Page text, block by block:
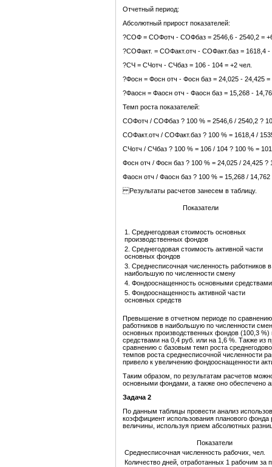
Отчетный период:
Абсолютный прирост показателей:
?СОФ = СОФотч - СОФбаз = 2546,6 - 2540,2 =
?СОФакт. = СОФакт.отч - СОФакт.баз = 1618,4 -
?СЧ = СЧотч - СЧбаз = 106 - 104 = +2 чел.
?Фосн = Фосн отч - Фосн баз = 24,025 - 24,425 =
?Фаосн = Фаосн отч - Фаосн баз = 15,268 -
Темп роста показателей:
СОФотч / СОФбаз ? 100 % = 2546,6 / 2540,2 ?
СОФакт.отч / СОФакт.баз ? 100 % = 1618,4 /
СЧотч / СЧбаз ? 100 % = 106 / 104 ? 100 % =
Фосн отч / Фосн баз ? 100 % = 24,025 / 24,425 ?
Фаосн отч / Фаосн баз ? 100 % = 15,268 /
Результаты расчетов занесем в таблицу.
Показатели
1. Среднегодовая стоимость основных
производственных фондов
2. Среднегодовая стоимость активной части
основных фондов
3. Среднесписочная численность работников в
наибольшую по численности смену
4. Фондооснащенность основными средствами
5. Фондооснащенность активной части
основных средств
Превышение в отчетном периоде по
работников в наибольшую по численности
основных производственных фондов (100,3
средствами на 0,4 руб. или на 1,6 %. Также из
сравнению с базовым темп роста
темпов роста среднесписочной численности
привело к увеличению фондооснащенности
Таким образом, по результатам расчетов
основными фондами, а также оно обеспечено
Задача 2
По данным таблицы провести анализ
коэффициент использования планового
величины, используя прием абсолютных
Показатели
Среднесписочная численность рабочих, чел.
Количество дней, отработанных 1 рабочим за